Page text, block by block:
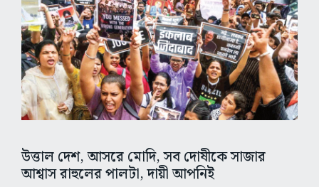
উত্তাল দেশ, আসরে মোদি, সব দোষীকে সাজার
আশ্বাস রাহুলের পালটা, দায়ী আপনিই